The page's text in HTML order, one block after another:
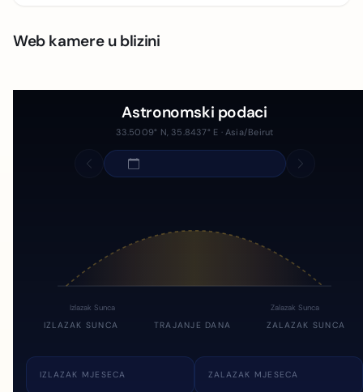
Web kamere u blizini
Astronomski podaci
33.5009° N, 35.8437° E · Asia/Beirut
Izlazak Sunca Zalazak Sunca
IZLAZAK SUNCA TRAJANJE DANA ZALAZAK SUNCA
IZLAZAK MJESECA ZALAZAK MJESECA